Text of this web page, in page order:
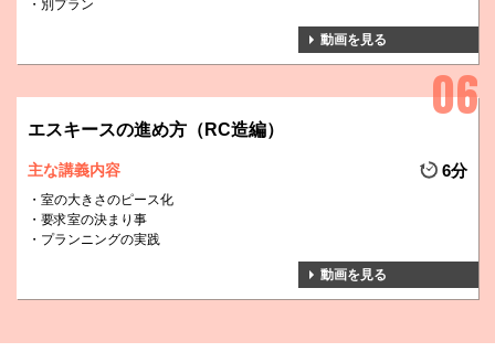
別プラン
動画を見る
エスキースの進め方（RC造編）
主な講義内容 6分
室の大きさのピース化
要求室の決まり事
プランニングの実践
動画を見る